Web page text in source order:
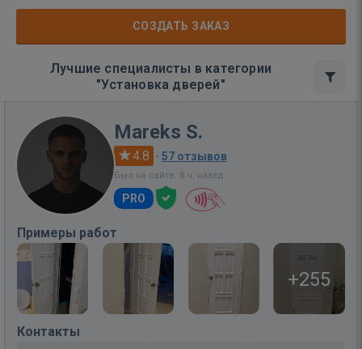
СОЗДАТЬ ЗАКАЗ
Лучшие специалисты в категории
"Установка дверей"
Mareks S.
4.8 · 57 отзывов
Был на сайте: 8 ч. назад
PRO
Примеры работ
+255
Контакты